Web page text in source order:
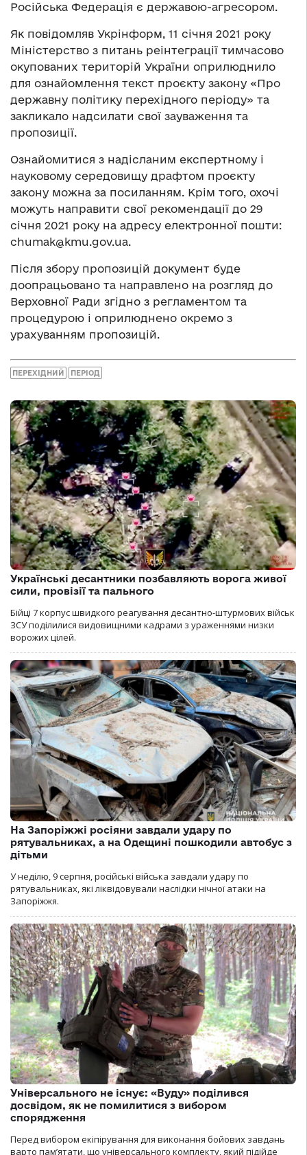
Російська Федерація є державою-агресором.
Як повідомляв Укрінформ, 11 січня 2021 року
Міністерство з питань реінтеграції тимчасово
окупованих територій України оприлюднило
для ознайомлення текст проєкту закону «Про
державну політику перехідного періоду» та
закликало надсилати свої зауваження та
пропозиції.
Ознайомитися з надісланим експертному і
науковому середовищу драфтом проєкту
закону можна за посиланням. Крім того, охочі
можуть направити свої рекомендації до 29
січня 2021 року на адресу електронної пошти:
chumak@kmu.gov.ua.
Після збору пропозицій документ буде
доопрацьовано та направлено на розгляд до
Верховної Ради згідно з регламентом та
процедурою і оприлюднено окремо з
урахуванням пропозицій.
ПЕРЕХІДНИЙ ПЕРІОД
Українські десантники позбавляють ворога живої
сили, провізії та пального
Бійці 7 корпус швидкого реагування десантно-штурмових військ
ЗСУ поділилися видовищними кадрами з ураженнями низки
ворожих цілей.
На Запоріжжі росіяни завдали удару по
рятувальниках, а на Одещині пошкодили автобус з
дітьми
У неділю, 9 серпня, російські війська завдали удару по
рятувальниках, які ліквідовували наслідки нічної атаки на
Запоріжжя.
Універсального не існує: «Вуду» поділився
досвідом, як не помилитися з вибором
спорядження
Перед вибором екіпірування для виконання бойових завдань
варто пам’ятати, що універсального комплекту, який підійде